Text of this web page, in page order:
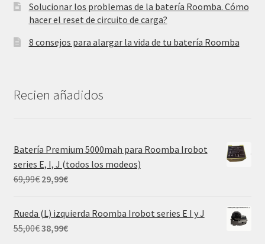
Solucionar los problemas de la batería Roomba. Cómo
hacer el reset de circuito de carga?
8 consejos para alargar la vida de tu batería Roomba
Recien añadidos
Batería Premium 5000mah para Roomba Irobot
series E, I, J (todos los modeos)
69,99€ El
original
era:
69,99€.
29,99€El
actual
Rueda (L) izquierda Roomba Irobot series E I y J
55,00€ El
38,99€El